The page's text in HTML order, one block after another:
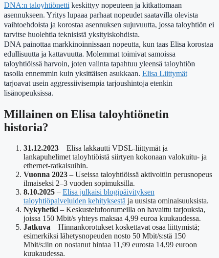
DNA:n taloyhtiönetti keskittyy nopeuteen ja kitkattomaan
asennukseen. Yritys lupaaa parhaat nopeudet saatavilla olevista
vaihtoehdoista ja korostaa asennuksen sujuvuutta, jossa taloyhtiön ei
tarvitse huolehtia teknisistä yksityiskohdista.
DNA painottaa markkinoinnissaan nopeutta, kun taas Elisa korostaa
edullisuutta ja kattavuutta. Molemmat toimivat samoissa
taloyhtiöissä harvoin, joten valinta tapahtuu yleensä taloyhtiön
tasolla ennemmin kuin yksittäisen asukkaan. Elisa Liittymät
tarjoavat usein aggressiivisempia tarjoushintoja etenkin
lisänopeuksissa.
Millainen on Elisa taloyhtiönetin
historia?
31.12.2023 – Elisa lakkautti VDSL-liittymät ja
lankapuhelimet taloyhtiöistä siirtyen kokonaan valokuitu- ja
ethernet-ratkaisuihin.
Vuonna 2023 – Useissa taloyhtiöissä aktivoitiin perusnopeus
ilmaiseksi 2–3 vuoden sopimuksilla.
8.10.2025 – Elisa julkaisi blogipäivityksen
taloyhtiöpalveluiden kehityksestä ja uusista ominaisuuksista.
Nykyhetki – Keskustelufoorumeilla on havaittu tarjouksia,
joissa 150 Mbit/s yhteys maksaa 4,99 euroa kuukaudessa.
Jatkuva – Hinnankorotukset koskettavat osaa liittymistä;
esimerkiksi lähetysnopeuden nosto 50 Mbit/s:stä 150
Mbit/s:iin on nostanut hintaa 11,99 eurosta 14,99 euroon
kuukaudessa.